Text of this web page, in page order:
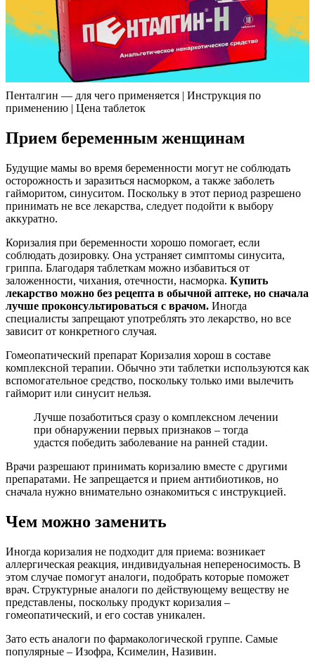
Пенталгин — для чего применяется | Инструкция по
применению | Цена таблеток
Прием беременным женщинам
Будущие мамы во время беременности могут не соблюдать
осторожность и заразиться насморком, а также заболеть
гайморитом, синуситом. Поскольку в этот период разрешено
принимать не все лекарства, следует подойти к выбору
аккуратно.
Коризалия при беременности хорошо помогает, если
соблюдать дозировку. Она устраняет симптомы синусита,
гриппа. Благодаря таблеткам можно избавиться от
заложенности, чихания, отечности, насморка. Купить
лекарство можно без рецепта в обычной аптеке, но сначала
лучше проконсультироваться с врачом. Иногда
специалисты запрещают употреблять это лекарство, но все
зависит от конкретного случая.
Гомеопатический препарат Коризалия хорош в составе
комплексной терапии. Обычно эти таблетки используются как
вспомогательное средство, поскольку только ими вылечить
гайморит или синусит нельзя.
Лучше позаботиться сразу о комплексном лечении
при обнаружении первых признаков – тогда
удастся победить заболевание на ранней стадии.
Врачи разрешают принимать коризалию вместе с другими
препаратами. Не запрещается и прием антибиотиков, но
сначала нужно внимательно ознакомиться с инструкцией.
Чем можно заменить
Иногда коризалия не подходит для приема: возникает
аллергическая реакция, индивидуальная непереносимость. В
этом случае помогут аналоги, подобрать которые поможет
врач. Структурные аналоги по действующему веществу не
представлены, поскольку продукт коризалия –
гомеопатический, и его состав уникален.
Зато есть аналоги по фармакологической группе. Самые
популярные – Изофра, Ксимелин, Називин.